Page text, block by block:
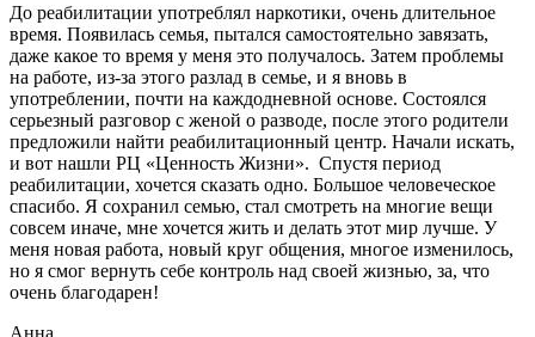
До реабилитации употреблял наркотики, очень длительное
время. Появилась семья, пытался самостоятельно завязать,
даже какое то время у меня это получалось. Затем проблемы
на работе, из-за этого разлад в семье, и я вновь в
употреблении, почти на каждодневной основе. Состоялся
серьезный разговор с женой о разводе, после этого родители
предложили найти реабилитационный центр. Начали искать,
и вот нашли РЦ «Ценность Жизни». Спустя период
реабилитации, хочется сказать одно. Большое человеческое
спасибо. Я сохранил семью, стал смотреть на многие вещи
совсем иначе, мне хочется жить и делать этот мир лучше. У
меня новая работа, новый круг общения, многое изменилось,
но я смог вернуть себе контроль над своей жизнью, за, что
очень благодарен!
Анна